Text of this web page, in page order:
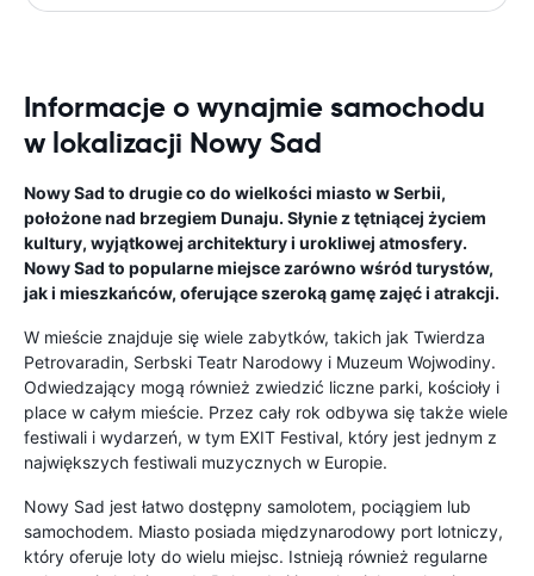
Informacje o wynajmie samochodu
w lokalizacji Nowy Sad
Nowy Sad to drugie co do wielkości miasto w Serbii,
położone nad brzegiem Dunaju. Słynie z tętniącej życiem
kultury, wyjątkowej architektury i urokliwej atmosfery.
Nowy Sad to popularne miejsce zarówno wśród turystów,
jak i mieszkańców, oferujące szeroką gamę zajęć i atrakcji.
W mieście znajduje się wiele zabytków, takich jak Twierdza
Petrovaradin, Serbski Teatr Narodowy i Muzeum Wojwodiny.
Odwiedzający mogą również zwiedzić liczne parki, kościoły i
place w całym mieście. Przez cały rok odbywa się także wiele
festiwali i wydarzeń, w tym EXIT Festival, który jest jednym z
największych festiwali muzycznych w Europie.
Nowy Sad jest łatwo dostępny samolotem, pociągiem lub
samochodem. Miasto posiada międzynarodowy port lotniczy,
który oferuje loty do wielu miejsc. Istnieją również regularne